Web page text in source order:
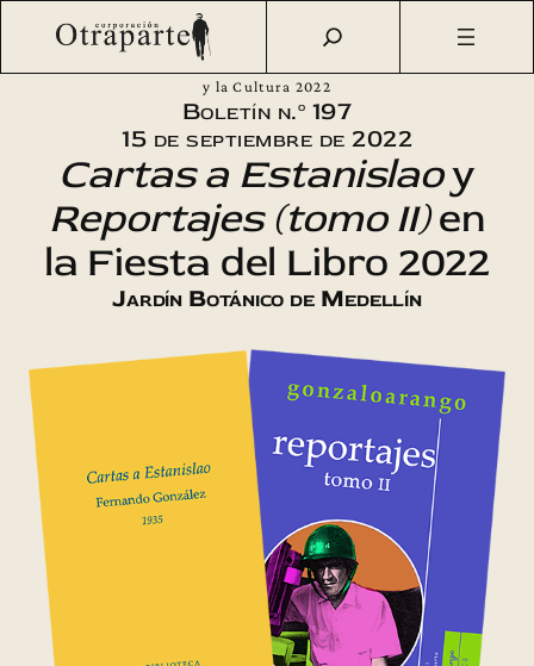
Saltar
Otraparte.org /Corporación Boletín/
Boletín n.º 197 –
«Cartas a Estanislao» y «Reportajes» en la Fiesta del Libro
y la Cultura 2022
Boletín n.º 197
15 de septiembre de 2022
Cartas a Estanislaoy
Reportajes (tomo II)en
la Fiesta del Libro 2022
Jardín Botánico de Medellín